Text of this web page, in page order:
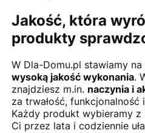
Jakość, która
produkty
W Dla-Domu.pl stawiamy na
wysoką jakość wykonania.
znajdziesz m.in. naczynia i
za trwałość, funkcjonalność
Każdy produkt wybieramy z
Ci przez lata i codziennie